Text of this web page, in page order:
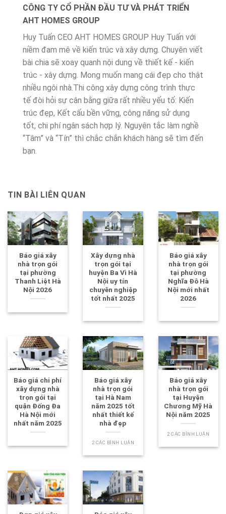
CÔNG TY CỔ PHẦN ĐẦU TƯ VÀ PHÁT TRIỂN
AHT HOMES GROUP
Huy Tuấn CEO AHT HOMES GROUP Huy Tuấn với
niềm đam mê về kiến trúc và xây dựng. Chuyên viết
bài chia sẽ xoay quanh nội dung về thiết kế - kiến
trúc - xây dựng. Mong muốn mang cái đẹp cho thật
nhiều ngôi nhà.Thi công xây dựng công trình thực
tế đòi hỏi sự cân bằng giữa rất nhiều yếu tố: Kiến
trúc đẹp, Kết cấu bền vững, công năng sử dụng
tốt, chi phí ngân sách hợp lý. Nguyên tắc làm nghề
“Tâm” và “Tín” thì chắc chắn khách hàng sẽ tìm đến
bạn.
TIN BÀI LIÊN QUAN
Báo giá xây
nhà trọn gói
tại phường
Thanh Liệt Hà
Nội 2026
Xây dựng nhà
trọn gói tại
huyện Ba Vì Hà
Nội uy tín
chuyên nghiệp
tốt nhất 2025
Báo giá xây
nhà trọn gói
tại phường
Nghĩa Đô Hà
Nội mới nhất
2026
Báo giá chi phí
xây dựng nhà
trọn gói tại
quận Đống Đa
Hà Nội mới
nhất năm 2025
Báo giá xây
nhà trọn gói
tại Hà Nam
năm 2025 tốt
nhất thiết kế
nhà đẹp
2 CÁC BÌNH LUẬN
Báo giá xây
nhà trọn gói
tại Huyện
Chương Mỹ Hà
Nội năm 2025
2 CÁC BÌNH LUẬN